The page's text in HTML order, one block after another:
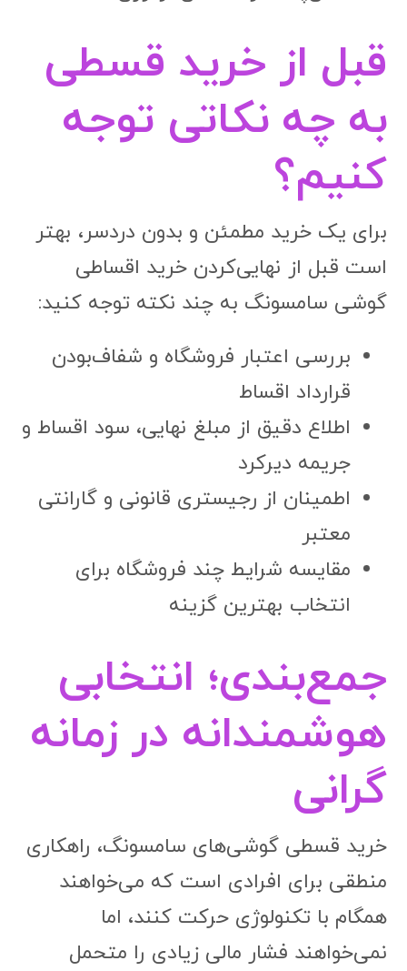
قبل از خرید قسطی
به چه نکاتی توجه
کنیم؟
برای یک خرید مطمئن و بدون دردسر، بهتر
است قبل از نهایی‌کردن خرید اقساطی
گوشی سامسونگ به چند نکته توجه کنید:
بررسی اعتبار فروشگاه و شفاف‌بودن
قرارداد اقساط
اطلاع دقیق از مبلغ نهایی، سود اقساط و
جریمه دیرکرد
اطمینان از رجیستری قانونی و گارانتی
معتبر
مقایسه شرایط چند فروشگاه برای
انتخاب بهترین گزینه
جمع‌بندی؛ انتخابی
هوشمندانه در زمانه
گرانی
خرید قسطی گوشی‌های سامسونگ، راهکاری
منطقی برای افرادی است که می‌خواهند
همگام با تکنولوژی حرکت کنند، اما
نمی‌خواهند فشار مالی زیادی را متحمل